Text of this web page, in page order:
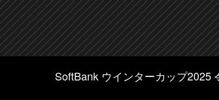
SoftBank ウインターカップ2025